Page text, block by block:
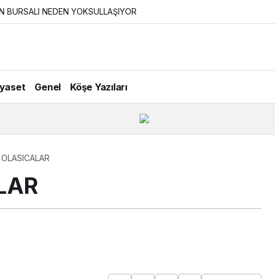
BURSALI NEDEN YOKSULLAŞIYOR
Genel Köşe Yazıları